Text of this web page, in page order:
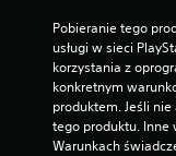
Pobieranie tego
usługi w sieci
korzystania z
konkretnym
produktem. Jeśli
tego produktu. Inne
Warunkach